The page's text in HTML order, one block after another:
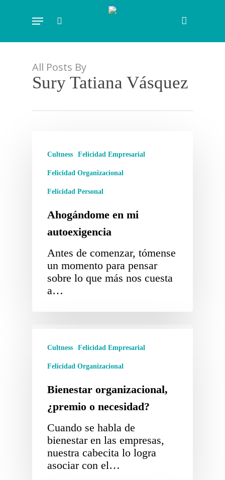
content
Menu
All Posts By
Sury Tatiana Vásquez
Cultness Felicidad Empresarial
Felicidad Organizacional
Felicidad Personal
Ahogándome en mi
autoexigencia
Antes de comenzar, tómense
un momento para pensar
sobre lo que más nos cuesta
a…
Cultness Felicidad Empresarial
Felicidad Organizacional
Bienestar organizacional,
¿premio o necesidad?
Cuando se habla de
bienestar en las empresas,
nuestra cabecita lo logra
asociar con el…